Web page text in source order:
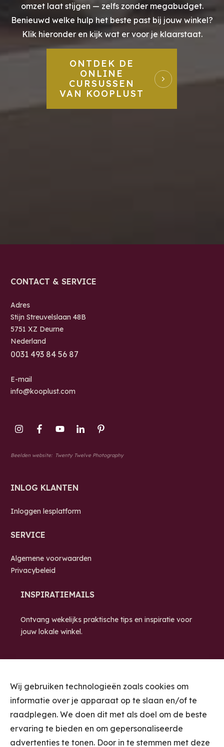
Wij gebruiken technologieën zoals cookies om
informatie over je apparaat op te slaan en/of te
raadplegen. We doen dit met als doel om de beste
ervaring te bieden en om gepersonaliseerde
advertenties te tonen. Door in te stemmen met deze
omzet laat stijgen — zelfs zonder megabudget.
Benieuwd welke hulp het beste past bij jouw winkel?
Klik hieronder en kijk wat er voor je klaarstaat.
ONTDEK DE
ONLINE
CURSUSSEN
VAN KOOPLUST
CONTACT & SERVICE
Adres
Stijn Streuvelslaan 48B
5751 XZ Deurne
Nederland
0031 493 84 56 87
E-mail
info@kooplust.com
Beelden website: Twenty Twelve Photography
INLOG KLANTEN
Inloggen lesplatform
SERVICE
Algemene voorwaarden
Privacybeleid
INSPIRATIEMAILS
Ontvang wekelijks praktische tips en inspiratie voor
jouw lokale winkel.
STUUR ME DE
INSPIRATIEMAILS